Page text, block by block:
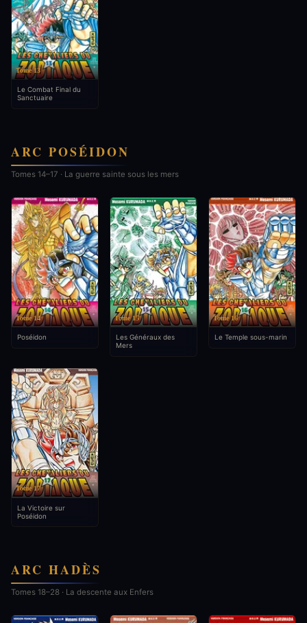
Tome 13
Le Combat Final du
Sanctuaire
ARC POSÉIDON
Tomes 14–17 · La guerre sainte sous les mers
Tome 14
Poséidon
Tome 15
Les Généraux des
Mers
Tome 16
Le Temple sous-marin
Tome 17
La Victoire sur
Poséidon
ARC HADÈS
Tomes 18–28 · La descente aux Enfers